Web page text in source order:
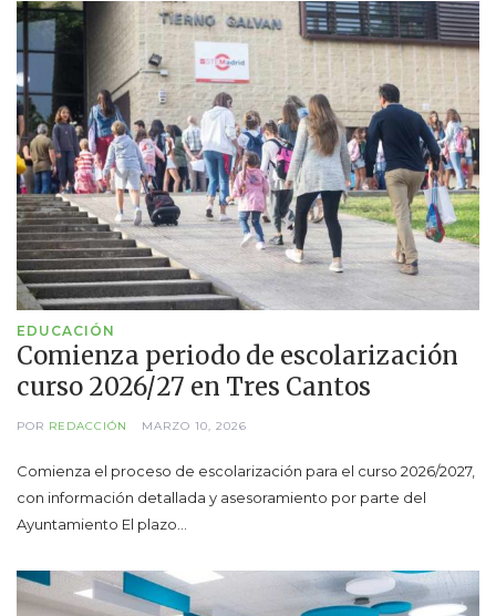
EDUCACIÓN
Comienza periodo de escolarización
curso 2026/27 en Tres Cantos
POR REDACCIÓN MARZO 10, 2026
Comienza el proceso de escolarización para el curso 2026/2027,
con información detallada y asesoramiento por parte del
Ayuntamiento El plazo…